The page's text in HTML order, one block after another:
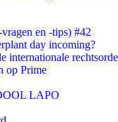
en -tips) #42
day incoming?
internationale rechtsorde
op Prime
LAPO